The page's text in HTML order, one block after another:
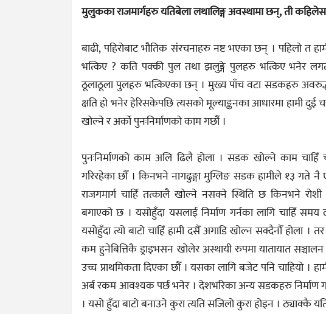
मुलुकका राजमार्गहरु यतिबेला लथालिङ्ग अवस्थामा छन्, ती
बाढी, पहिरोबाट भौतिक संरचनाहरु नष्ट भएका छन् । पहिलो
भत्किए ? कति पक्की पुल तथा झलुङ्गे पुलहरु भत्किए भनेर
ठूलाठूला पुलहरु भत्किएका छन् । मुख्य पाँच वटा सडकहरु
क्षति हो भनेर हेरिसकेपछि त्यसको मूल्याङ्कनका आधारमा हामी
खोल्ने र अर्को पुनःनिर्माणको काम गर्छौ ।
पुनःनिर्माणको काम अलि ढिलै होला । सडक खोल्ने काम चाहिँ
गरिरहेका छौँ । किनभने नागढुङ्गा मुग्लिङ सडक हामीले १३ गते
राजगमार्ग चाहिँ तत्कालै खोल्ने नसक्ने स्थिति छ किनभने रोशी
बगाएको छ । यसोहुँदा यसलाई निर्माण गर्नका लागि चाहिँ
यसोहुँदा त्यो बाटो चाहिँ हामी दसैँ अगाडि खोल्न सक्दैनौँ होला ।
कम हुनेबित्तिकै ड्राइभसन खोलेर अस्थायी रुपमा यातायात
उच्च प्राथमिकता दिएका छौँ । यसका लागि बजेट पनि चाहियो ।
अर्ब रकम आवश्यक पर्छ भनेर । देशभरिका अन्य सडकहरु निर्माण
। यसो हुँदा बाटो बनाउने कुरा त्यति सजिलो कुरा होइन । ठ्याक्कै